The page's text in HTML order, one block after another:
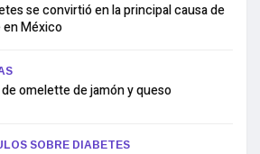
se convirtió en la principal causa de
México
omelette de jamón y queso
SOBRE DIABETES